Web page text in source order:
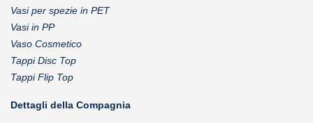
Vasi per spezie in PET
Vasi in PP
Vaso Cosmetico
Tappi Disc Top
Tappi Flip Top
Dettagli della Compagnia